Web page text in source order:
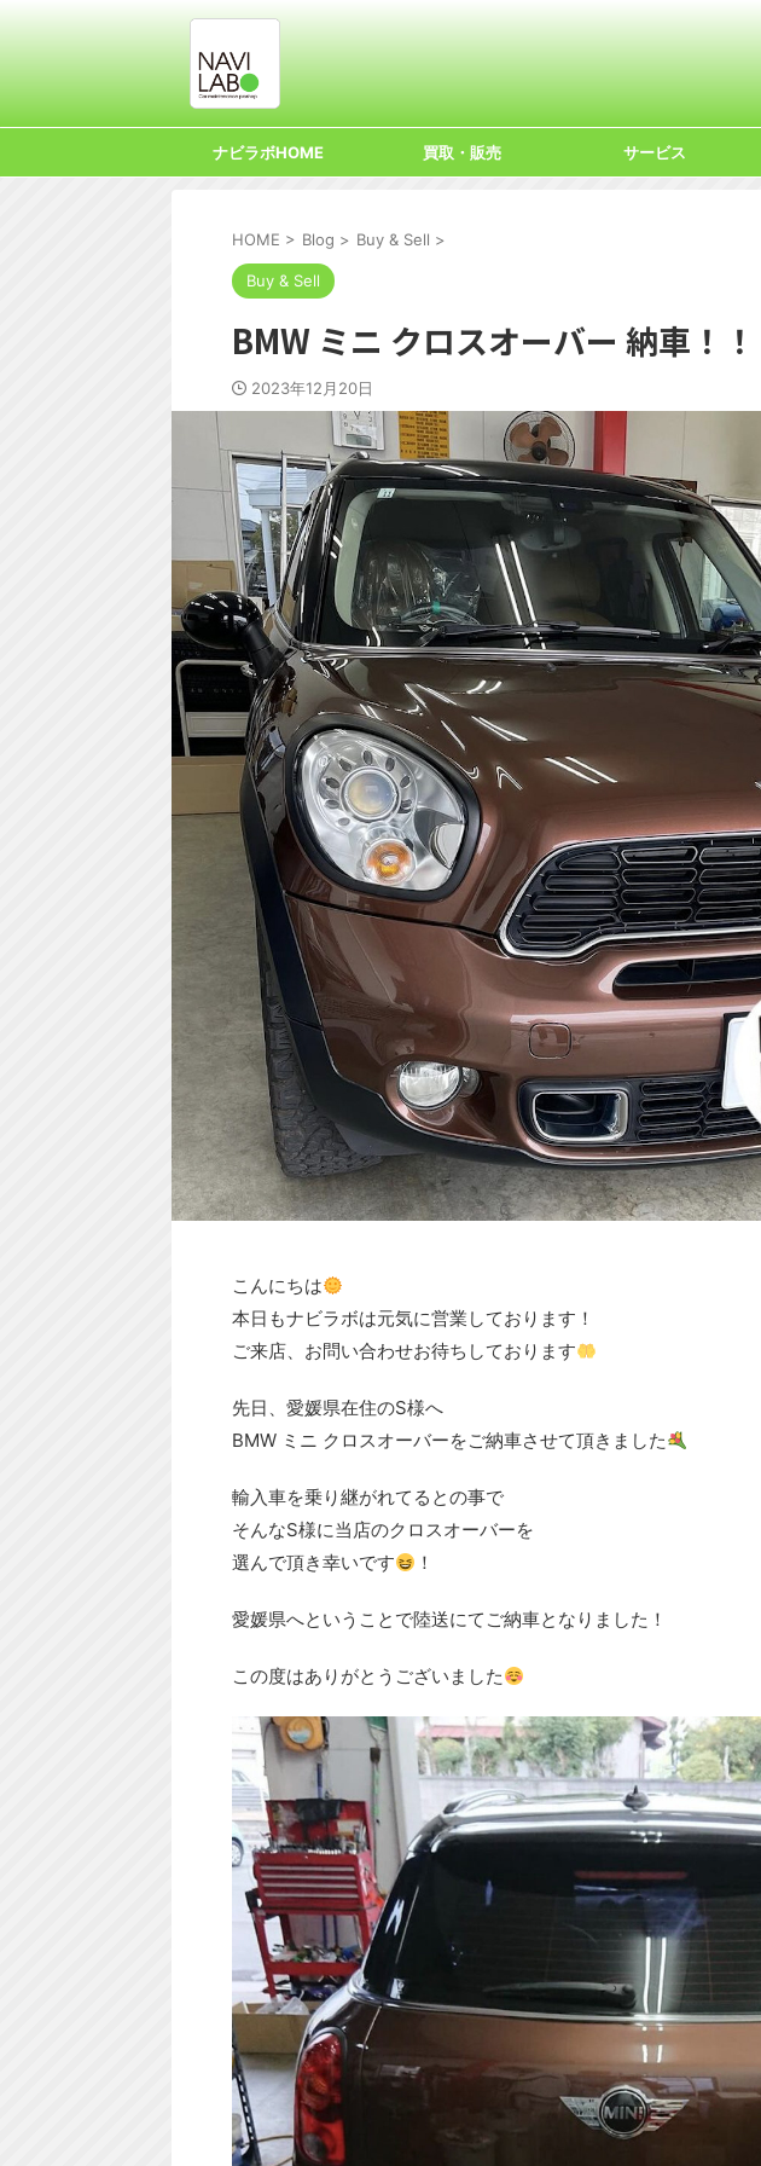
ナビラボHOME 買取・販売 サービス
HOME > Blog > Buy & Sell >
Buy & Sell
BMW ミニ クロスオーバー 納車！！
2023年12月20日
こんにちは
本日もナビラボは元気に営業しております！
ご来店、お問い合わせお待ちしております
先日、愛媛県在住のS様へ
BMW ミニ クロスオーバーをご納車させて頂きました
輸入車を乗り継がれてるとの事で
そんなS様に当店のクロスオーバーを
選んで頂き幸いです
！
愛媛県へということで陸送にてご納車となりました！
この度はありがとうございました